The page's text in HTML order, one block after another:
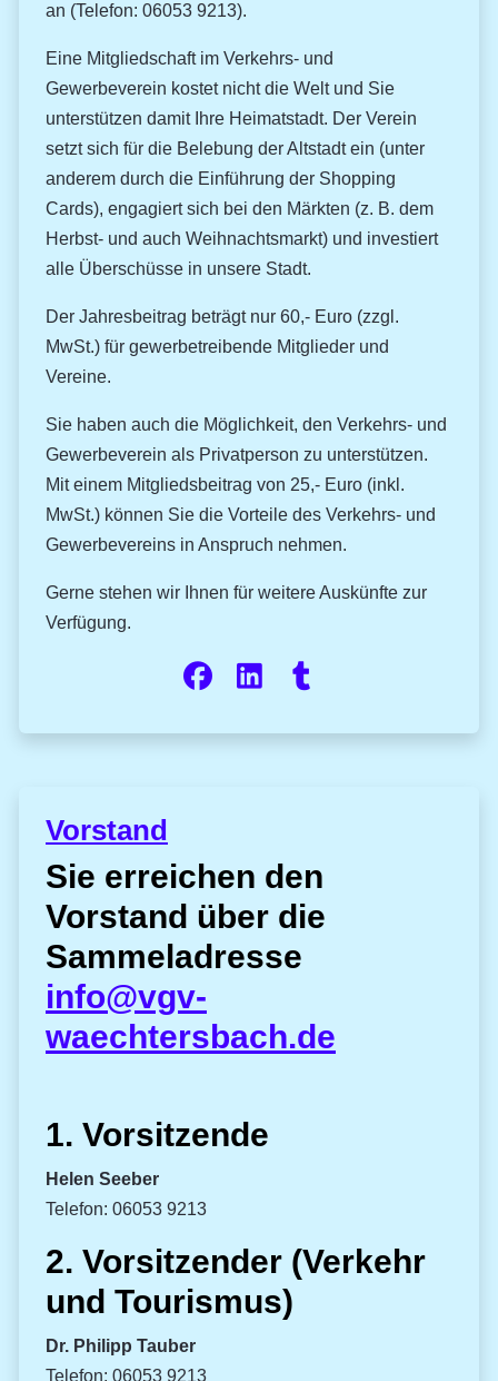
an (Telefon: 06053 9213).
Eine Mitgliedschaft im Verkehrs- und
Gewerbeverein kostet nicht die Welt und Sie
unterstützen damit Ihre Heimatstadt. Der Verein
setzt sich für die Belebung der Altstadt ein (unter
anderem durch die Einführung der Shopping
Cards), engagiert sich bei den Märkten (z. B. dem
Herbst- und auch Weihnachtsmarkt) und investiert
alle Überschüsse in unsere Stadt.
Der Jahresbeitrag beträgt nur 60,- Euro (zzgl.
MwSt.) für gewerbetreibende Mitglieder und
Vereine.
Sie haben auch die Möglichkeit, den Verkehrs- und
Gewerbeverein als Privatperson zu unterstützen.
Mit einem Mitgliedsbeitrag von 25,- Euro (inkl.
MwSt.) können Sie die Vorteile des Verkehrs- und
Gewerbevereins in Anspruch nehmen.
Gerne stehen wir Ihnen für weitere Auskünfte zur
Verfügung.
Vorstand
Sie erreichen den
Vorstand über die
Sammeladresse
info@vgv-
waechtersbach.de
1. Vorsitzende
Helen Seeber
Telefon: 06053 9213
2. Vorsitzender (Verkehr
und Tourismus)
Dr. Philipp Tauber
Telefon: 06053 9213